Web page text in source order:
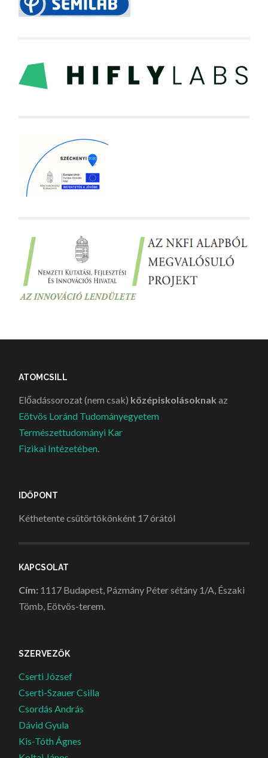
ATOMCSILL
Előadássorozat (nem csak) középiskolásoknak az
Eötvös Loránd Tudományegyetem
Természettudományi Kar
Fizikai Intézetében
IDŐPONT
Kéthetente csütörtökönként 17 órától
KAPCSOLAT
Cím: 1117 Budapest, Pázmány Péter sétány 1/A, Északi
Tömb, Eötvös-terem.
SZERVEZŐK
Cserti József
Cserti-Szauer Csilla
Csordás András
Dávid Gyula
Kis-Tóth Ágnes